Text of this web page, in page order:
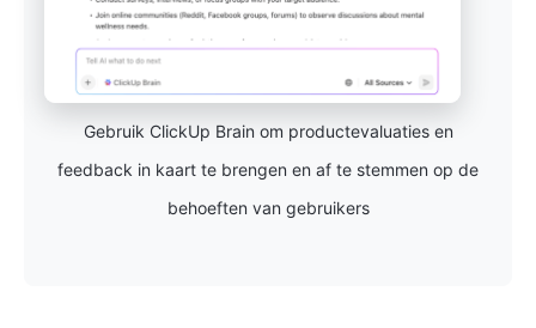
Gebruik ClickUp Brain om productevaluaties en
feedback in kaart te brengen en af te stemmen op de
behoeften van gebruikers